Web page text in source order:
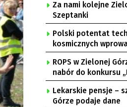
Za nami kolejne
Szeptanki
Polski potentat
kosmicznych
Zielonej Góry
ROPS w Zielonej
nabór do konkursu
Seniora”
Lekarskie pensje –
Górze podaje dane